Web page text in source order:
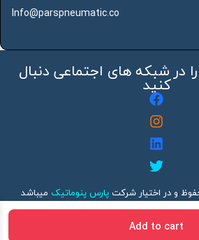
Add to cart
Info@parspneumatic.co
در شبکه های اجتماعی دنبال
کنید
و در اختیار شرکتپارس پنوماتیک میباشد
بدون ذکر منبع پیگرد قانونی دارد